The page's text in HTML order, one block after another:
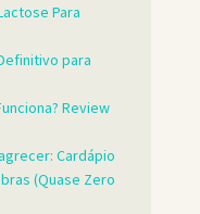
Para
para
Review
Cardápio
(Quase Zero